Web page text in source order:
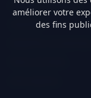
Fatigue & Énergie
Sommeil
améliorer votre
des fins